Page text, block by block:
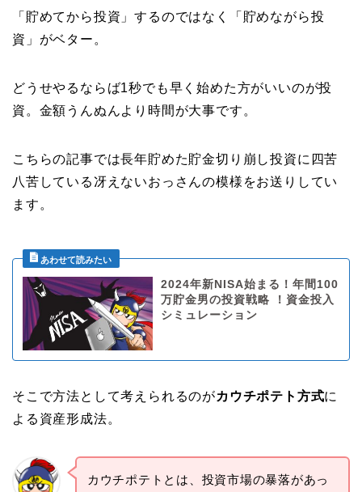
「貯めてから投資」するのではなく「貯めながら投
資」がベター。
どうせやるならば1秒でも早く始めた方がいいのが投
資。金額うんぬんより時間が大事です。
こちらの記事では長年貯めた貯金切り崩し投資に四苦
八苦している冴えないおっさんの模様をお送りしてい
ます。
2024年新NISA始まる！年間100
万貯金男の投資戦略 ！資金投入
シミュレーション
そこで方法として考えられるのがカウチポテト方式に
よる資産形成法。
カウチポテトとは、投資市場の暴落があっ